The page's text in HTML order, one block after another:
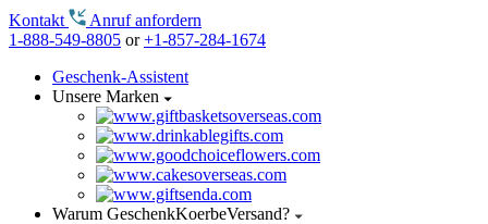
Kontakt
Anruf anfordern
1-888-549-8805 or+1-857-284-1674
Geschenk-Assistent
Unsere Marken
Warum GeschenkKoerbeVersand?